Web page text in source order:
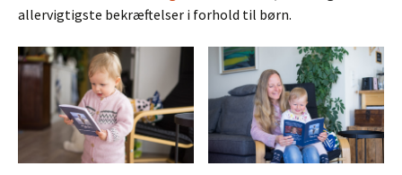
allervigtigste bekræftelser i forhold til børn.